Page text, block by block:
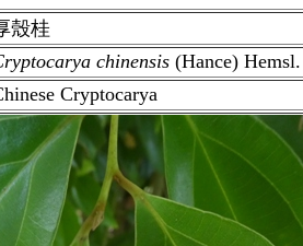
殼桂
chinensis (Hance) Hemsl.
Cryptocarya